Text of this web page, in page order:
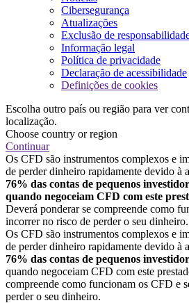
Cibersegurança
Atualizações
Exclusão de
Informação legal
Política de privacidade
Declaração de acessibilidade
Definições de cookies
Escolha outro país ou região para ver
localização.
Choose country or region
Continuar
Os CFD são instrumentos complexos e
de perder dinheiro rapidamente devido à
76% das contas de pequenos
quando negoceiam CFD com este
Deverá ponderar se compreende como
incorrer no risco de perder o seu dinheiro.
Os CFD são instrumentos complexos e
de perder dinheiro rapidamente devido à
76% das contas de pequenos
quando negoceiam CFD com este
compreende como funcionam os CFD e
perder o seu dinheiro.